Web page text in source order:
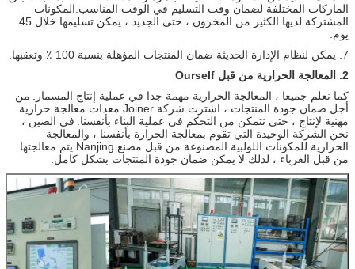
الماركات المختلفة لضمان وقت التسليم في الوقت المناسب.المكونات
المشتركة لديها الكثير من المخزون ، حتى الجديد ، يمكن تسليمها خلال 45
يوم.
7. يمكن لنظام الإدارة الحديثة ضمان المنتجات المؤهلة بنسبة 100 ٪ وتعقبها.
2. المعالجة الحرارية من قبل Ourself
كما نعلم جميعا ، المعالجة الحرارية مهمة جدا في عملية إنتاج المسمار.
من
أجل ضمان جودة المنتجات ، اشترت شركة Joiner معدات معالجة حرارية
مهنية لإنتاج ، حتى نتمكن من التحكم في عملية البناء بأنفسنا. في الصين ،
نحن الشركة الوحيدة التي تقوم بمعالجة الحرارة بأنفسنا ، والمعالجة
الحرارية للمكونات اللولبية المصنوعة من قبل مصنع Nanjing يتم معالجتها
من قبل الغرباء ، لذلك لا يمكن ضمان جودة المنتجات بشكل كامل.